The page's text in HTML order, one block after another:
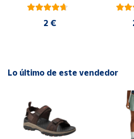
2 €
Lo último de este vendedor